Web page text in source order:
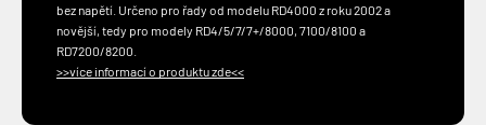
bez napětí. Určeno pro řady od modelu RD4000 z roku 2002 a
novější, tedy pro modely RD4/5/7/7+/8000, 7100/8100 a
RD7200/8200.
>>více informací o produktu zde<<